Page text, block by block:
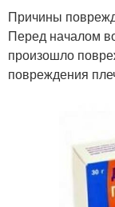
Причины
Перед началом
произошло
повреждения